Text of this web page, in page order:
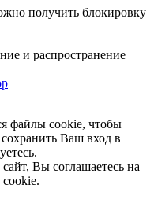
получить блокировку
и распространение
файлы cookie, чтобы
Ваш вход в
Вы соглашаетесь на